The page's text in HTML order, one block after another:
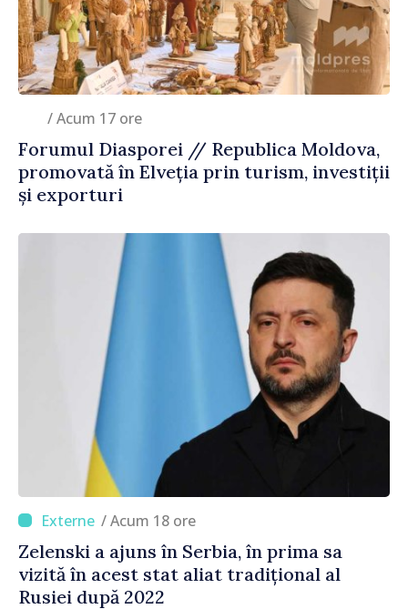
/ Acum 17 ore
Forumul Diasporei // Republica Moldova,
promovată în Elveția prin turism, investiții
și exporturi
/ Acum 18 ore
Zelenski a ajuns în Serbia, în prima sa
vizită în acest stat aliat tradițional al
Rusiei după 2022